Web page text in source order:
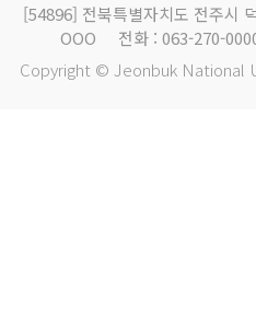
[54896] 전북특별자치도 전주시
OOO
전화 : 063-270-
Copyright © Jeonbuk National